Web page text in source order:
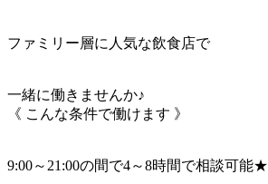
ファミリー層に人気な飲食店で
一緒に働きませんか♪
《 こんな条件で働けます 》
9:00～21:00の間で4～8時間で相談可能★